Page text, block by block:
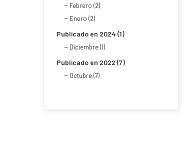
Febrero (2)
Enero (2)
Publicado en 2024 (1)
Diciembre (1)
Publicado en 2022 (7)
Octubre (7)